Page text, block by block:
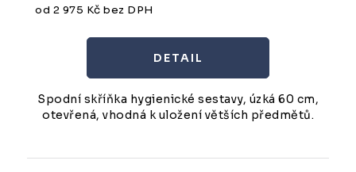
od 2 975 Kč bez DPH
Spodní skříňka hygienické sestavy, úzká 60 cm,
otevřená, vhodná k uložení větších předmětů.